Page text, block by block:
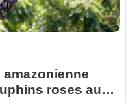
roses au